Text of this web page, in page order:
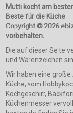
Mutti kocht am
Beste für die Küche
Copyright © 2026
vorbehalten.
Die auf dieser Seite
und Warenzeichen
Wir haben eine
Küche, vom
Kochgeschirr,
Küchenmesser